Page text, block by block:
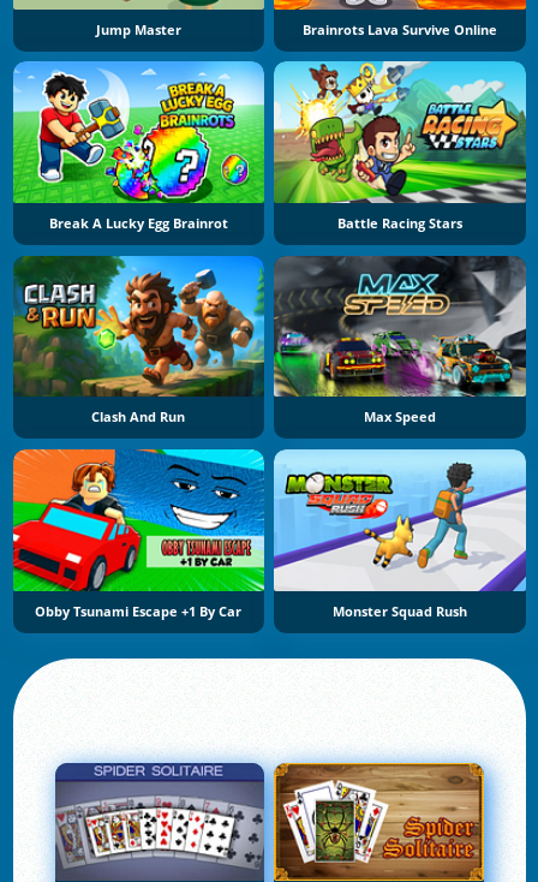
Jump Master Brainrots Lava Survive Online
Break A Lucky Egg Brainrot Battle Racing Stars
Clash And Run Max Speed
Obby Tsunami Escape +1 By Car Monster Squad Rush